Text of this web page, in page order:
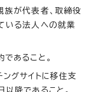
が代表者、取締役
いる法人への就業
あること。
グサイトに移住支